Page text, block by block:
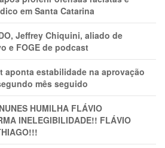
em Santa Catarina
Jeffrey Chiquini, aliado de
e FOGE de podcast
aponta estabilidade na aprovação
mês seguido
HUMlLHA FLÁVIO
INELEGIBILIDADE!! FLÁVIO